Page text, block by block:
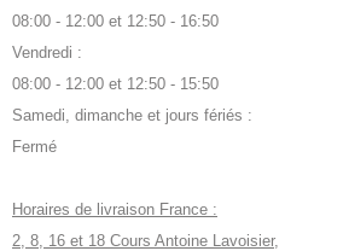
08:00 - 12:00 et 12:50 - 16:50
Vendredi :
08:00 - 12:00 et 12:50 - 15:50
Samedi, dimanche et jours fériés :
Fermé
Horaires de livraison France :
2, 8, 16 et 18 Cours Antoine Lavoisier,